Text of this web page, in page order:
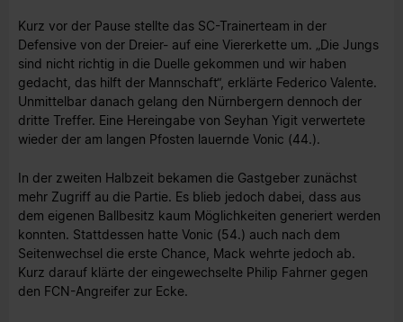
Kurz vor der Pause stellte das SC-Trainerteam in der
Defensive von der Dreier- auf eine Viererkette um. „Die Jungs
sind nicht richtig in die Duelle gekommen und wir haben
gedacht, das hilft der Mannschaft“, erklärte Federico Valente.
Unmittelbar danach gelang den Nürnbergern dennoch der
dritte Treffer. Eine Hereingabe von Seyhan Yigit verwertete
wieder der am langen Pfosten lauernde Vonic (44.).
In der zweiten Halbzeit bekamen die Gastgeber zunächst
mehr Zugriff au die Partie. Es blieb jedoch dabei, dass aus
dem eigenen Ballbesitz kaum Möglichkeiten generiert werden
konnten. Stattdessen hatte Vonic (54.) auch nach dem
Seitenwechsel die erste Chance, Mack wehrte jedoch ab.
Kurz darauf klärte der eingewechselte Philip Fahrner gegen
den FCN-Angreifer zur Ecke.